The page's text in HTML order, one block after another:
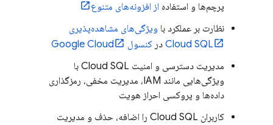
پرچم‌ها و استفاده از افزونه‌های متنوع
نظارت بر عملکرد با ویژگی‌های مشاهده‌پذیری
Cloud SQL در کنسول
Google Cloud
مدیریت دسترسی و امنیت Cloud SQL با
ویژگی‌هایی مانند IAM، مدیریت مخفی، رمزگذاری
داده‌ها و پروکسی احراز هویت
کاربران Cloud SQL را اضافه، حذف و مدیریت